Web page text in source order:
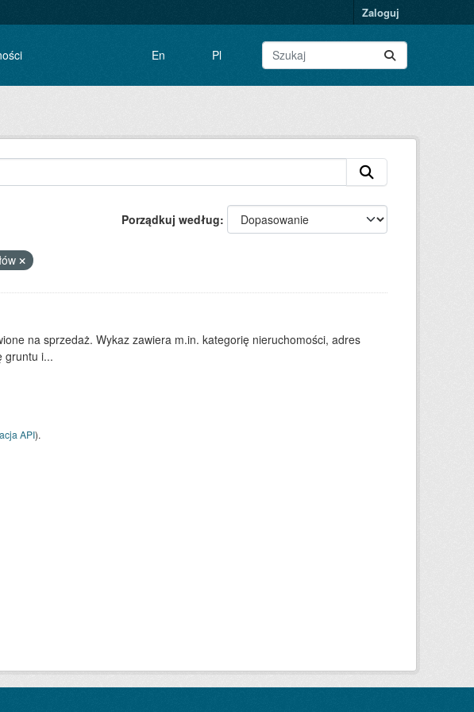
Zaloguj
En Pl
Porządkuj według
na sprzedaż. Wykaz zawiera m.in. kategorię nieruchomości, adres
gruntu i...
API).